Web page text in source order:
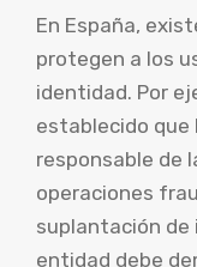
En España,
protegen a los
identidad. Por
establecido que
responsable de
operaciones
suplantación de
entidad debe